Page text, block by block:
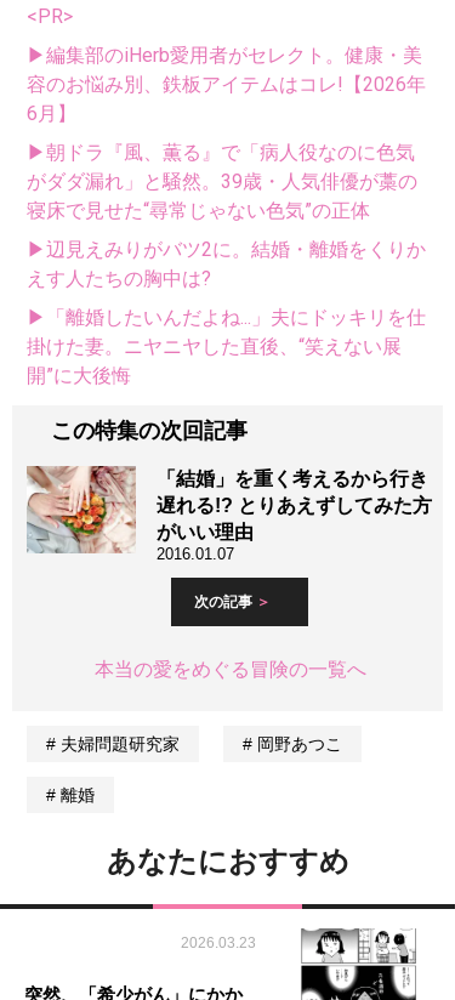
<PR>
▶編集部のiHerb愛用者がセレクト。健康・美
容のお悩み別、鉄板アイテムはコレ!【2026年
6月】
▶朝ドラ『風、薫る』で「病人役なのに色気
がダダ漏れ」と騒然。39歳・人気俳優が藁の
寝床で見せた“尋常じゃない色気”の正体
▶辺見えみりがバツ2に。結婚・離婚をくりか
えす人たちの胸中は?
▶「離婚したいんだよね...」夫にドッキリを仕
掛けた妻。ニヤニヤした直後、“笑えない展
開”に大後悔
この特集の次回記事
「結婚」を重く考えるから行き
遅れる!? とりあえずしてみた方
がいい理由
2016.01.07
次の記事
本当の愛をめぐる冒険の一覧へ
夫婦問題研究家 岡野あつこ
離婚
あなたにおすすめ
2026.03.23
突然、「希少がん」にかか